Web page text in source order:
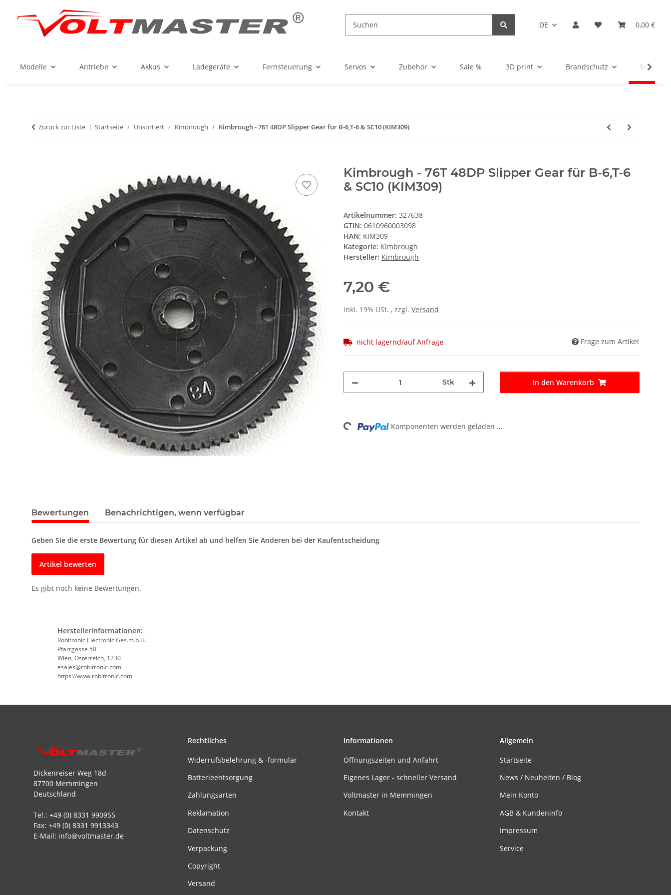
DE 0,00 €
Modelle Antriebe Akkus Ladegeräte Fernsteuerung Servos Zubehör Sale % 3D print Brandschutz
Zurück zur Liste Startseite Unsortiert Kimbrough Kimbrough - 76T 48DP Slipper Gear für B-6,T-6 & SC10 (KIM309)
Kimbrough - 76T 48DP Slipper Gear für B-6,T-6
& SC10 (KIM309)
Artikelnummer: 327638
GTIN: 0610960003098
HAN: KIM309
Kategorie: Kimbrough
Hersteller: Kimbrough
7,20 €
inkl. 19% USt. , zzgl. Versand
nicht lagernd/auf Anfrage Frage zum Artikel
Stk In den Warenkorb
Loading... Komponenten werden geladen ...
Bewertungen Benachrichtigen, wenn verfügbar
Geben Sie die erste Bewertung für diesen Artikel ab und helfen Sie Anderen bei der Kaufentscheidung
Artikel bewerten
Es gibt noch keine Bewertungen.
Herstellerinformationen:
Robitronic Electronic Ges.m.b.H.
Pfarrgasse 50
Wien, Österreich, 1230
esales@robitronic.com
https://www.robitronic.com
Dickenreiser Weg 18d
87700 Memmingen
Deutschland
Tel.: +49 (0) 8331 990955
Fax: +49 (0) 8331 9913343
E-Mail: info@voltmaster.de
Rechtliches
Widerrufsbelehrung & -formular
Batterieentsorgung
Zahlungsarten
Reklamation
Datenschutz
Verpackung
Copyright
Versand
Informationen
Öffnungszeiten und Anfahrt
Eigenes Lager - schneller Versand
Voltmaster in Memmingen
Kontakt
Allgemein
Startseite
News / Neuheiten / Blog
Mein Konto
AGB & Kundeninfo
Impressum
Service